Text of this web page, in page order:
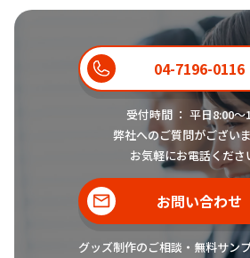
04-7196-0116
受付時間 ： 平日8:00〜
弊社へのご質問がござい
お気軽にお電話くださ
お問い合わせ
グッズ制作のご相談・無料サン